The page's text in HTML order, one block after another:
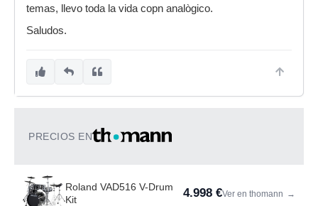
temas, llevo toda la vida copn analògico.
Saludos.
PRECIOS EN
Roland VAD516 V-Drum
Kit
4.998 €Ver en thomann →